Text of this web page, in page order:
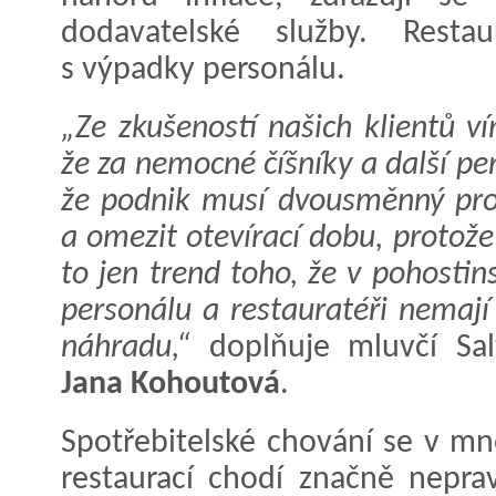
dodavatelské služby.
s výpadky personálu.
„Ze zkušeností našich klientů
že za nemocné číšníky a další
že podnik musí dvousměnný
a omezit otevírací dobu,
to jen trend toho, že v
personálu a restauratéři
náhradu,“ doplňuje mluvčí
Jana Kohoutová.
Spotřebitelské chování se v
restaurací chodí značně